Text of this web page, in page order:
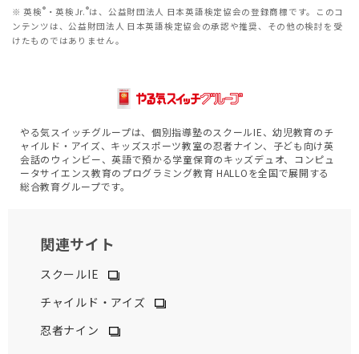
※ 英検® ・英検Jr.®は、公益財団法人 日本英語検定協会の登録商標です。このコ
ンテンツは、公益財団法人 日本英語検定協会の承認や推奨、その他の検討を受
けたものではありません。
やる気スイッチグループは、個別指導塾のスクールIE、幼児教育のチ
ャイルド・アイズ、キッズスポーツ教室の忍者ナイン、子ども向け英
会話のウィンビー、英語で預かる学童保育のキッズデュオ、コンピュ
ータサイエンス教育のプログラミング教育 HALLOを全国で展開する
総合教育グループです。
関連サイト
スクールIE
チャイルド・アイズ
忍者ナイン